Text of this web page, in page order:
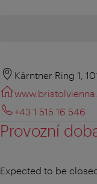
Kärntner Ring 1,
+43 1 515 16 546
Provozní
Expected to be